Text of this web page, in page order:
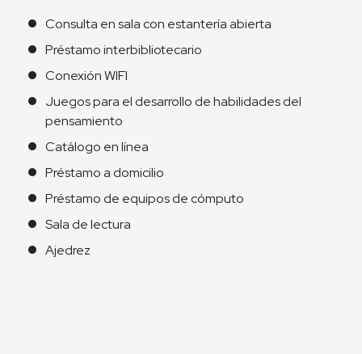
Consulta en sala con estantería abierta
Préstamo interbibliotecario
Conexión WIFI
Juegos para el desarrollo de habilidades del
pensamiento
Catálogo en línea
Préstamo a domicilio​
Préstamo de equipos de cómputo
Sala de lectura
Ajedrez